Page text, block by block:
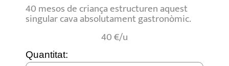
40 mesos de criança estructuren aquest
singular cava absolutament gastronòmic.
40 €/u
Quantitat: